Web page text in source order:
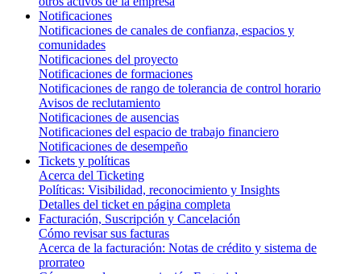
Notificaciones
Notificaciones de canales de confianza, espacios y
comunidades
Notificaciones del proyecto
Notificaciones de formaciones
Notificaciones de rango de tolerancia de control horario
Avisos de reclutamiento
Notificaciones de ausencias
Notificaciones del espacio de trabajo financiero
Notificaciones de desempeño
Tickets y políticas
Acerca del Ticketing
Políticas: Visibilidad, reconocimiento y Insights
Detalles del ticket en página completa
Facturación, Suscripción y Cancelación
Cómo revisar sus facturas
Acerca de la facturación: Notas de crédito y sistema de
prorrateo